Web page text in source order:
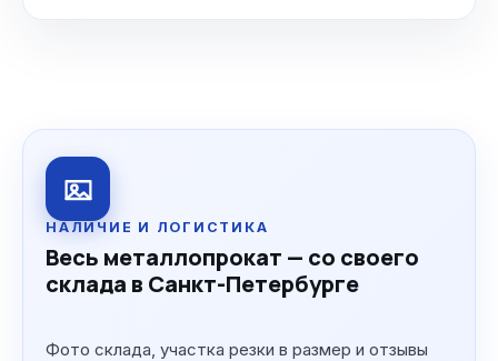
НАЛИЧИЕ И ЛОГИСТИКА
Весь металлопрокат — со своего
склада в Санкт-Петербурге
Фото склада, участка резки в размер и отзывы